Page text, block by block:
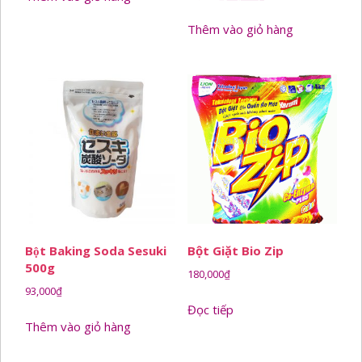
là:
tại
Thêm vào giỏ hàng
Bột Baking Soda Sesuki
500g
93,000₫
Thêm vào giỏ hàng
Bột Giặt Bio Zip
180,000₫
Đọc tiếp